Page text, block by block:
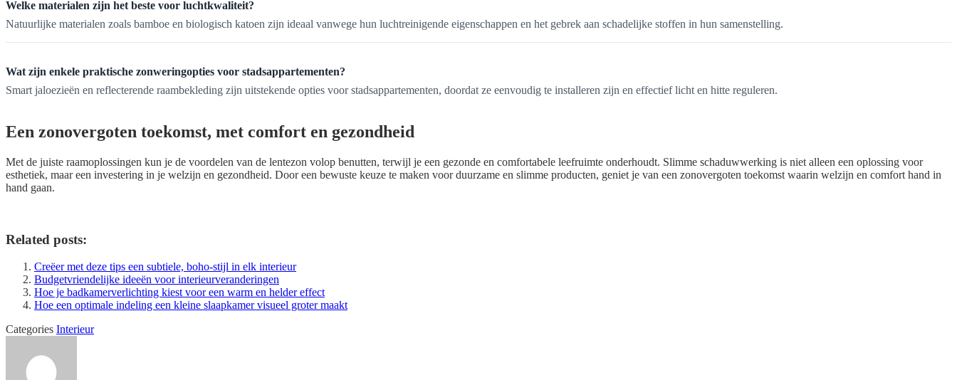
Welke materialen zijn het beste voor luchtkwaliteit?
Natuurlijke materialen zoals bamboe en biologisch katoen zijn ideaal vanwege hun luchtreinigende eigenschappen en het gebrek aan schadelijke stoffen in hun samenstelling.
Wat zijn enkele praktische zonweringopties voor stadsappartementen?
Smart jaloezieën en reflecterende raambekleding zijn uitstekende opties voor stadsappartementen, doordat ze eenvoudig te installeren zijn en effectief licht en hitte reguleren.
Een zonovergoten toekomst, met comfort en gezondheid
Met de juiste raamoplossingen kun je de voordelen van de lentezon volop benutten, terwijl je een gezonde en comfortabele leefruimte onderhoudt. Slimme schaduwwerking is niet alleen een oplossing voor
esthetiek, maar een investering in je welzijn en gezondheid. Door een bewuste keuze te maken voor duurzame en slimme producten, geniet je van een zonovergoten toekomst waarin welzijn en comfort hand in
hand gaan.
Related posts:
Creëer met deze tips een subtiele, boho-stijl in elk interieur
Budgetvriendelijke ideeën voor interieurveranderingen
Hoe je badkamerverlichting kiest voor een warm en helder effect
Hoe een optimale indeling een kleine slaapkamer visueel groter maakt
Categories Interieur